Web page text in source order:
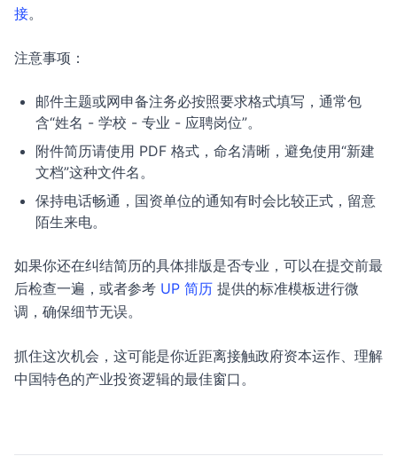
接。
注意事项：
邮件主题或网申备注务必按照要求格式填写，通常包
含“姓名 - 学校 - 专业 - 应聘岗位”。
附件简历请使用 PDF 格式，命名清晰，避免使用“新建
文档”这种文件名。
保持电话畅通，国资单位的通知有时会比较正式，留意
陌生来电。
如果你还在纠结简历的具体排版是否专业，可以在提交前最
后检查一遍，或者参考 UP 简历 提供的标准模板进行微
调，确保细节无误。
抓住这次机会，这可能是你近距离接触政府资本运作、理解
中国特色的产业投资逻辑的最佳窗口。